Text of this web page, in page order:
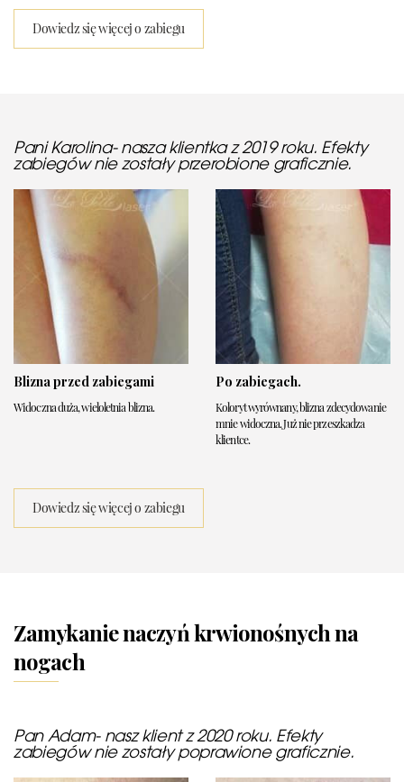
Dowiedz się więcej o zabiegu
Pani Karolina- nasza klientka z 2019 roku. Efekty
zabiegów nie zostały przerobione graficznie.
Blizna przed zabiegami
Widoczna duża, wieloletnia blizna.
Po zabiegach.
Koloryt wyrównany, blizna zdecydowanie
mnie widoczna. Już nie przeszkadza
klientce.
Dowiedz się więcej o zabiegu
Zamykanie naczyń krwionośnych na
nogach
Pan Adam- nasz klient z 2020 roku. Efekty
zabiegów nie zostały poprawione graficznie.